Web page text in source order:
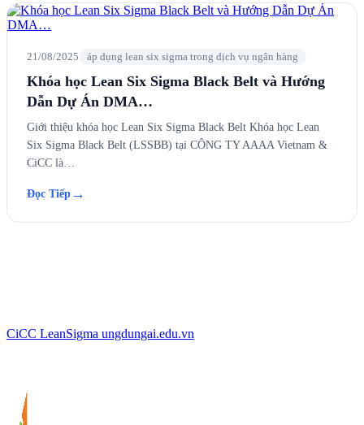
21/08/2025 áp dụng lean six sigma trong dịch vụ ngân hàng
Khóa học Lean Six Sigma Black Belt và Hướng
Dẫn Dự Án DMA…
Giới thiệu khóa học Lean Six Sigma Black Belt Khóa học Lean
Six Sigma Black Belt (LSSBB) tại CÔNG TY AAAA Vietnam &
CiCC là…
Đọc Tiếp →
CiCC LeanSigma ungdungai.edu.vn